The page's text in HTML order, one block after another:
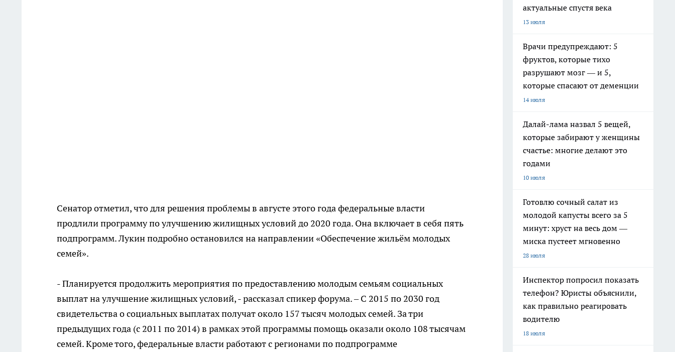
Сенатор отметил, что для решения проблемы в августе этого года федеральные власти
продлили программу по улучшению жилищных условий до 2020 года. Она включает в себя пять
подпрограмм. Лукин подробно остановился на направлении «Обеспечение жильём молодых
семей».
- Планируется продолжить мероприятия по предоставлению молодым семьям социальных
выплат на улучшение жилищных условий, - рассказал спикер форума. – С 2015 по 2030 год
свидетельства о социальных выплатах получат около 157 тысяч молодых семей. За три
предыдущих года (с 2011 по 2014) в рамках этой программы помощь оказали около 108 тысячам
семей. Кроме того, федеральные власти работают с регионами по подпрограмме
актуальные спустя века
13 июля
Врачи предупреждают: 5
фруктов, которые тихо
разрушают мозг — и 5,
которые спасают от деменции
14 июля
Далай-лама назвал 5 вещей,
которые забирают у женщины
счастье: многие делают это
годами
10 июля
Готовлю сочный салат из
молодой капусты всего за 5
минут: хруст на весь дом —
миска пустеет мгновенно
28 июля
Инспектор попросил показать
телефон? Юристы объяснили,
как правильно реагировать
водителю
18 июля